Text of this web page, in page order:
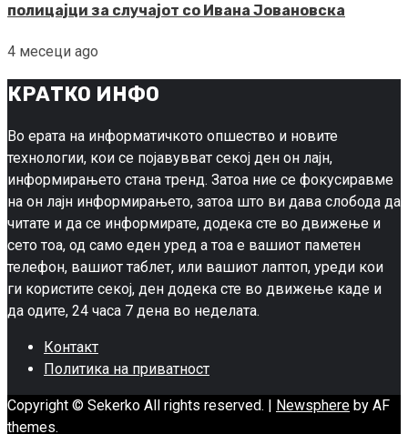
полицајци за случајот со Ивана Јовановска
4 месеци ago
КРАТКО ИНФО
Во ерата на информатичкото опшество и новите
технологии, кои се појавувват секој ден он лајн,
информирањето стана тренд. Затоа ние се фокусиравме
на он лајн информирањето, затоа што ви дава слобода да
читате и да се информирате, додека сте во движење и
сето тоа, од само еден уред а тоа е вашиот паметен
телефон, вашиот таблет, или вашиот лаптоп, уреди кои
ги користите секој, ден додека сте во движење каде и
да одите, 24 часа 7 дена во неделата.
Контакт
Политика на приватност
Copyright © Sekerko All rights reserved. Newsphere by AF
themes.